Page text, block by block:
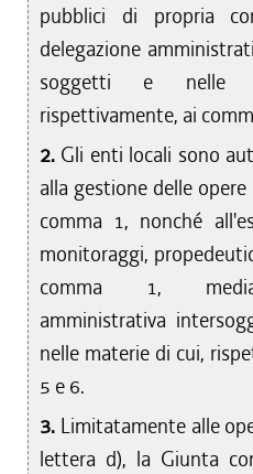
pubblici di propria
delegazione
soggetti e nelle
rispettivamente, ai
2. Gli enti locali sono
alla gestione delle
comma 1, nonché
monitoraggi,
comma 1,
amministrativa
nelle materie di cui,
5 e 6.
3. Limitatamente alle
lettera d), la Giunta